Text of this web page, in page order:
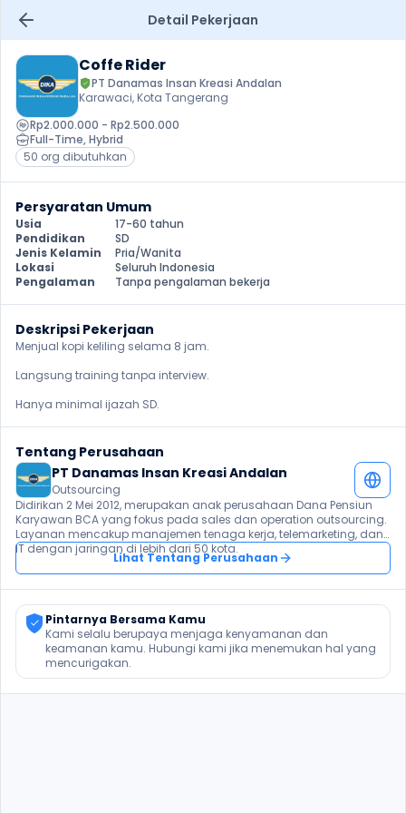
Detail Pekerjaan
Coffe Rider
PT Danamas Insan Kreasi Andalan
Karawaci, Kota Tangerang
Rp2.000.000 - Rp2.500.000
Full-Time, Hybrid
50 org dibutuhkan
Persyaratan Umum
Usia
17-60 tahun
Pendidikan
SD
Jenis Kelamin
Pria/Wanita
Lokasi
Seluruh Indonesia
Pengalaman
Tanpa pengalaman bekerja
Deskripsi Pekerjaan
Menjual kopi keliling selama 8 jam.
Langsung training tanpa interview.
Hanya minimal ijazah SD.
Tentang Perusahaan
PT Danamas Insan Kreasi Andalan
Outsourcing
Didirikan 2 Mei 2012, merupakan anak perusahaan Dana Pensiun
Karyawan BCA yang fokus pada sales dan operation outsourcing.
Layanan mencakup manajemen tenaga kerja, telemarketing, dan
IT dengan jaringan di lebih dari 50 kota.
Lihat Tentang Perusahaan
Pintarnya Bersama Kamu
Kami selalu berupaya menjaga kenyamanan dan
keamanan kamu. Hubungi kami jika menemukan hal yang
mencurigakan.